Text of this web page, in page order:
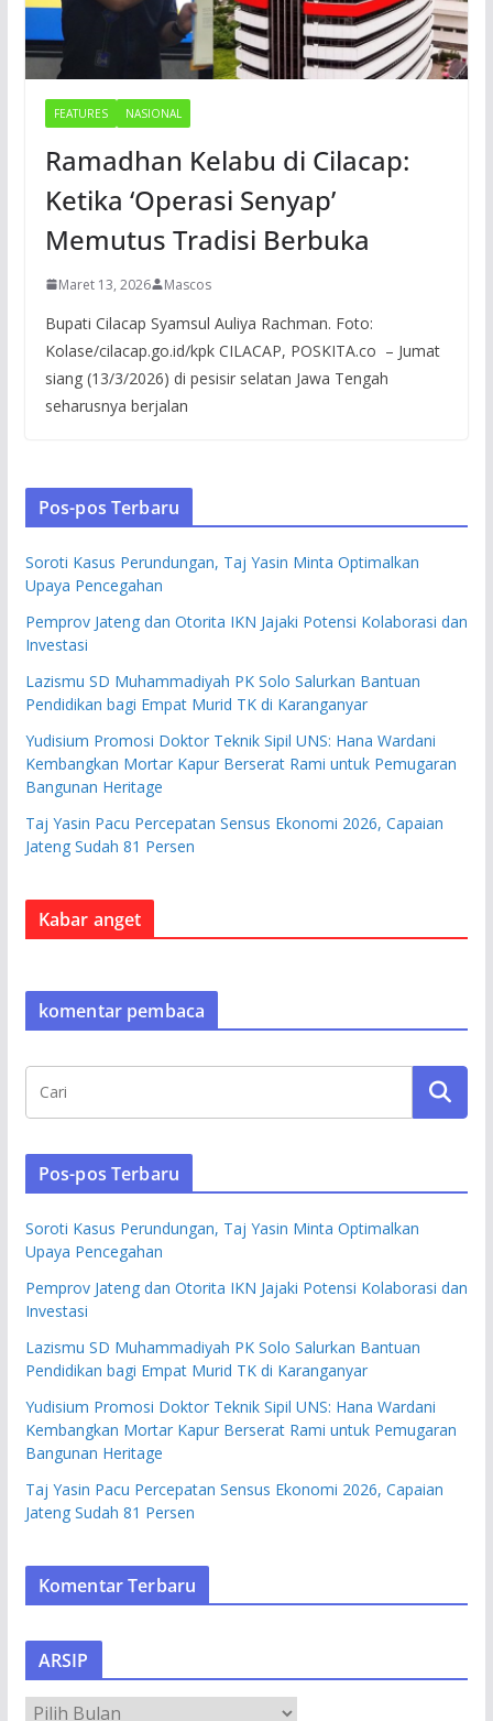
FEATURES NASIONAL
Ramadhan Kelabu di Cilacap:
Ketika ‘Operasi Senyap’
Memutus Tradisi Berbuka
Maret 13, 2026 Mascos
Bupati Cilacap Syamsul Auliya Rachman. Foto:
Kolase/cilacap.go.id/kpk CILACAP, POSKITA.co – Jumat
siang (13/3/2026) di pesisir selatan Jawa Tengah
seharusnya berjalan
Pos-pos Terbaru
Soroti Kasus Perundungan, Taj Yasin Minta Optimalkan
Upaya Pencegahan
Pemprov Jateng dan Otorita IKN Jajaki Potensi Kolaborasi dan
Investasi
Lazismu SD Muhammadiyah PK Solo Salurkan Bantuan
Pendidikan bagi Empat Murid TK di Karanganyar
Yudisium Promosi Doktor Teknik Sipil UNS: Hana Wardani
Kembangkan Mortar Kapur Berserat Rami untuk Pemugaran
Bangunan Heritage
Taj Yasin Pacu Percepatan Sensus Ekonomi 2026, Capaian
Jateng Sudah 81 Persen
Kabar anget
komentar pembaca
Pos-pos Terbaru
Soroti Kasus Perundungan, Taj Yasin Minta Optimalkan
Upaya Pencegahan
Pemprov Jateng dan Otorita IKN Jajaki Potensi Kolaborasi dan
Investasi
Lazismu SD Muhammadiyah PK Solo Salurkan Bantuan
Pendidikan bagi Empat Murid TK di Karanganyar
Yudisium Promosi Doktor Teknik Sipil UNS: Hana Wardani
Kembangkan Mortar Kapur Berserat Rami untuk Pemugaran
Bangunan Heritage
Taj Yasin Pacu Percepatan Sensus Ekonomi 2026, Capaian
Jateng Sudah 81 Persen
Komentar Terbaru
ARSIP